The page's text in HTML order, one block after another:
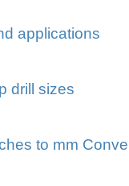
applications
drill sizes
to mm